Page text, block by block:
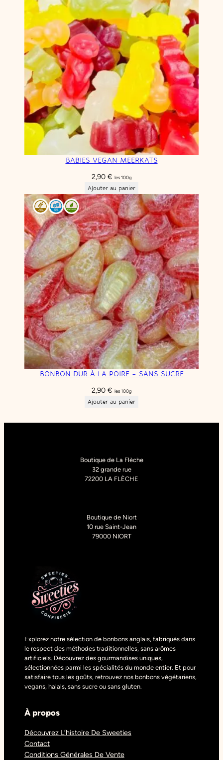
BABIES VEGAN MEERKATS
2,90 € les 100g
Ajouter au panier
BONBON DUR À LA POIRE – SANS SUCRE
2,90 € les 100g
Ajouter au panier
Boutique de La Flèche
32 grande rue
72200 LA FLÈCHE
Boutique de Niort
10 rue Saint-Jean
79000 NIORT
Explorez notre sélection de bonbons anglais, fabriqués dans
le respect des méthodes traditionnelles, sans arômes
artificiels. Découvrez des gourmandises uniques,
sélectionnées parmi les spécialités du monde entier. Et pour
satisfaire tous les goûts, retrouvez nos bonbons végétariens,
vegans, halals, sans sucre ou sans gluten.
À propos
Découvrez L’histoire De Sweeties
Contact
Conditions Générales De Vente